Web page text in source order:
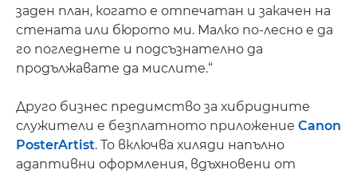
заден план, когато е отпечатан и закачен на
стената или бюрото ми. Малко по-лесно е да
го погледнете и подсъзнателно да
продължавате да мислите.“
Друго бизнес предимство за хибридните
служители е безплатното приложение Canon
PosterArtist. То включва хиляди напълно
адаптивни оформления, вдъхновени от